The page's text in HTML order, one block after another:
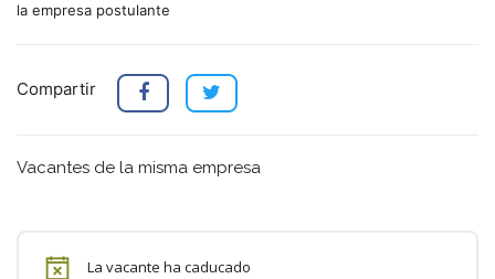
la empresa postulante
Compartir
Vacantes de la misma empresa
La vacante ha caducado